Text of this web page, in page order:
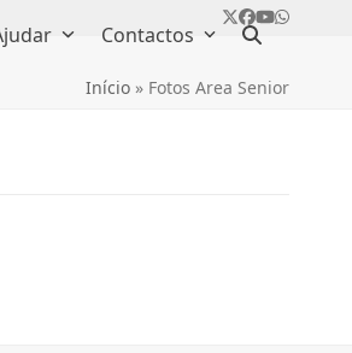
Twitter
Facebook
YouTube
Whatsapp
Contactos
Início » Fotos Area Senior